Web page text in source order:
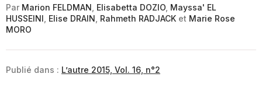
Par Marion FELDMAN Elisabetta DOZIO Mayssa' EL
HUSSEINI Elise DRAIN Rahmeth RADJACK et Marie Rose
MORO
Publié dans : L’autre 2015, Vol. 16, n°2